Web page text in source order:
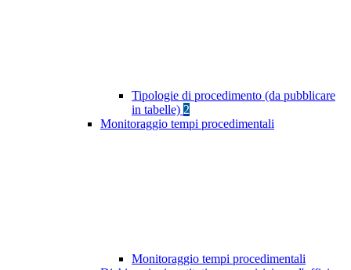
Tipologie di procedimento (da pubblicare
in tabelle) 2
Monitoraggio tempi procedimentali
Monitoraggio tempi procedimentali